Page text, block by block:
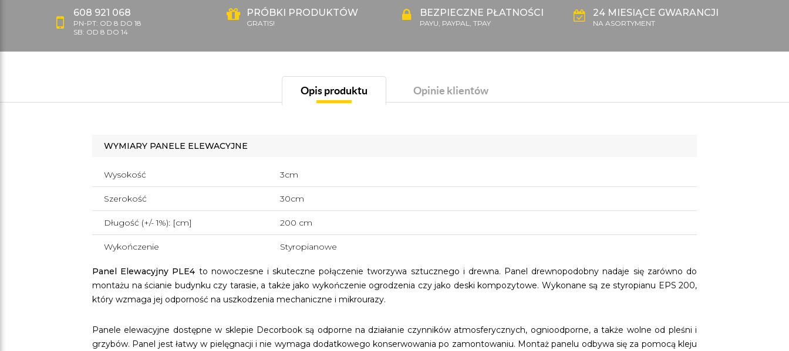
608 921 068
PN-PT: OD 8 DO 18
SB: OD 8 DO 14
PRÓBKI PRODUKTÓW
GRATIS!
BEZPIECZNE PŁATNOŚCI
PAYU, PAYPAL, TPAY
24 MIESIĄCE GWARANCJI
NA ASORTYMENT
Opis produktu Opinie klientów
WYMIARY PANELE ELEWACYJNE
Wysokość 3cm
Szerokość 30cm
Długość (+/- 1%): [cm] 200 cm
Wykończenie Styropianowe
Panel Elewacyjny PLE4 to nowoczesne i skuteczne połączenie tworzywa sztucznego i drewna. Panel drewnopodobny nadaje się zarówno do
montażu na ścianie budynku czy tarasie, a także jako wykończenie ogrodzenia czy jako deski kompozytowe. Wykonane są ze styropianu EPS 200,
który wzmaga jej odporność na uszkodzenia mechaniczne i mikrourazy.
Panele elewacyjne dostępne w sklepie Decorbook są odporne na działanie czynników atmosferycznych, ognioodporne, a także wolne od pleśni i
grzybów. Panel jest łatwy w pielęgnacji i nie wymaga dodatkowego konserwowania po zamontowaniu. Montaż panelu odbywa się za pomocą kleju